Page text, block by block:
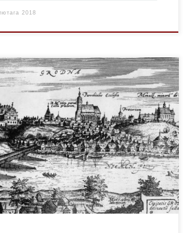
2018
Каб адказаць на пытанне, як
іншае імя горада, трэба звярнуцца да
Гэтыя навукі вывучаюць мову,
паходжанне слоў, іх
структуру. Таму невыпадкова, што
пра паходжанне і значэнне назвы
з самых […]